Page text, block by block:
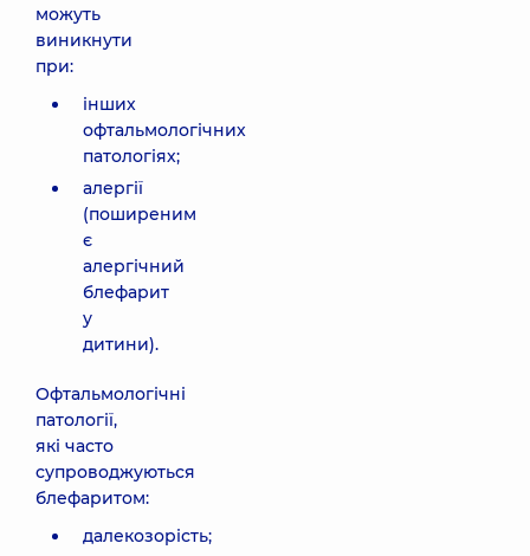
можуть
виникнути
при:
інших
офтальмологічних
патологіях;
алергії
(поширеним
є
алергічний
блефарит
у
дитини).
Офтальмологічні
патології,
які часто
супроводжуються
блефаритом:
далекозорість;